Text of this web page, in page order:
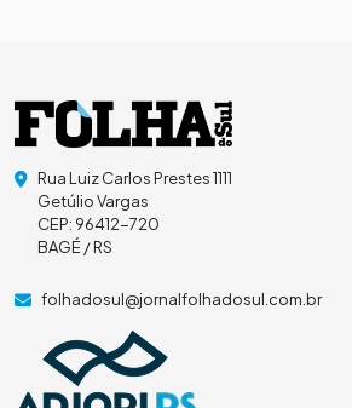
Rua Luiz Carlos Prestes 1111
Getúlio Vargas
CEP: 96412-720
BAGÉ / RS
folhadosul@jornalfolhadosul.com.br